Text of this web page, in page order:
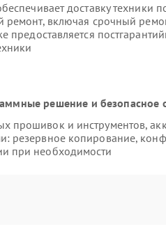
доставку техники
ремонт, включая срочный
предоставляется
решение и безопасное
прошивок и инструментов,
резервное копирование,
при необходимости